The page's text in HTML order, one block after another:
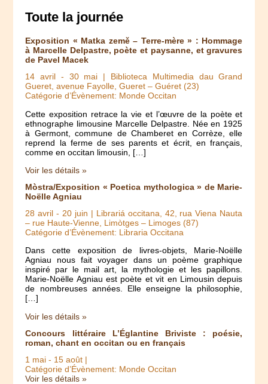
Toute la journée
Exposition « Matka země – Terre-mère » : Hommage
à Marcelle Delpastre, poète et paysanne, et gravures
de Pavel Macek
14 avril - 30 mai | Biblioteca Multimedia dau Grand
Gueret, avenue Fayolle, Gueret – Guéret (23)
Catégorie d’Évènement: Monde Occitan
Cette exposition retrace la vie et l’œuvre de la poète et
ethnographe limousine Marcelle Delpastre. Née en 1925
à Germont, commune de Chamberet en Corrèze, elle
reprend la ferme de ses parents et écrit, en français,
comme en occitan limousin, […]
Voir les détails »
Mòstra/Exposition « Poetica mythologica » de Marie-
Noëlle Agniau
28 avril - 20 juin | Librariá occitana, 42, rua Viena Nauta
– rue Haute-Vienne, Limòtges – Limoges (87)
Catégorie d’Évènement: Libraria Occitana
Dans cette exposition de livres-objets, Marie-Noëlle
Agniau nous fait voyager dans un poème graphique
inspiré par le mail art, la mythologie et les papillons.
Marie-Noëlle Agniau est poète et vit en Limousin depuis
de nombreuses années. Elle enseigne la philosophie,
[…]
Voir les détails »
Concours littéraire L’Églantine Briviste : poésie,
roman, chant en occitan ou en français
1 mai - 15 août |
Catégorie d’Évènement: Monde Occitan
Voir les détails »